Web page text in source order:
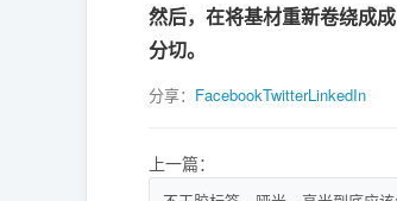
然后，在将基材重新卷绕成
分切。
分享： FacebookTwitterLinkedIn
上一篇：